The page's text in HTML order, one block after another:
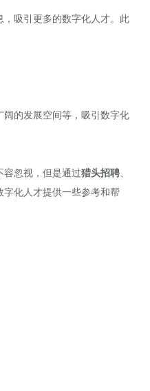
，吸引更多的数字化人才。此
的发展空间等，吸引数字化
容忽视，但是通过猎头招聘
化人才提供一些参考和帮